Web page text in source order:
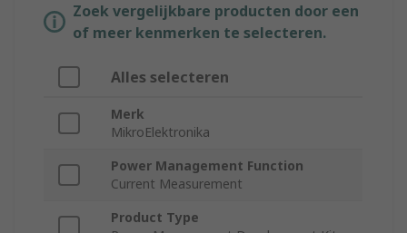
Zoek vergelijkbare producten door een
of meer kenmerken te selecteren.
Alles selecteren
Merk
MikroElektronika
Power Management Function
Current Measurement
Product Type